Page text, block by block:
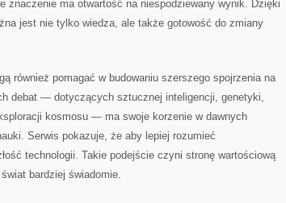
znaczenie ma otwartość na niespodziewany wynik. Dzięki
jest nie tylko wiedza, ale także gotowość do zmiany
również pomagać w budowaniu szerszego spojrzenia na
debat — dotyczących sztucznej inteligencji, genetyki,
kosmosu — ma swoje korzenie w dawnych
Serwis pokazuje, że aby lepiej rozumieć
technologii. Takie podejście czyni stronę wartościową
bardziej świadomie.